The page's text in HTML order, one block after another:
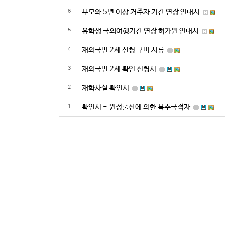
6 부모와 5년 이상 거주자 기간 연장 안내서
5 유학생 국외여행기간 연장 허가원 안내서
4 재외국민 2세 신청 구비 서류
3 재외국민 2세 확인 신청서
2 재학사실 확인서
1 확인서 - 원정출산에 의한 복수국적자